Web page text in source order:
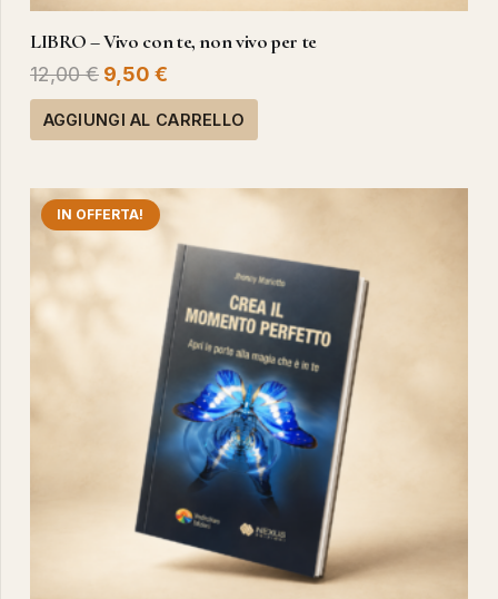
LIBRO – Vivo con te, non vivo per te
12,00€ Il
prezzo
originale
12,00 €.
9,50 €
prezzo
attuale
9,50 €.
AGGIUNGI AL CARRELLO
IN OFFERTA!